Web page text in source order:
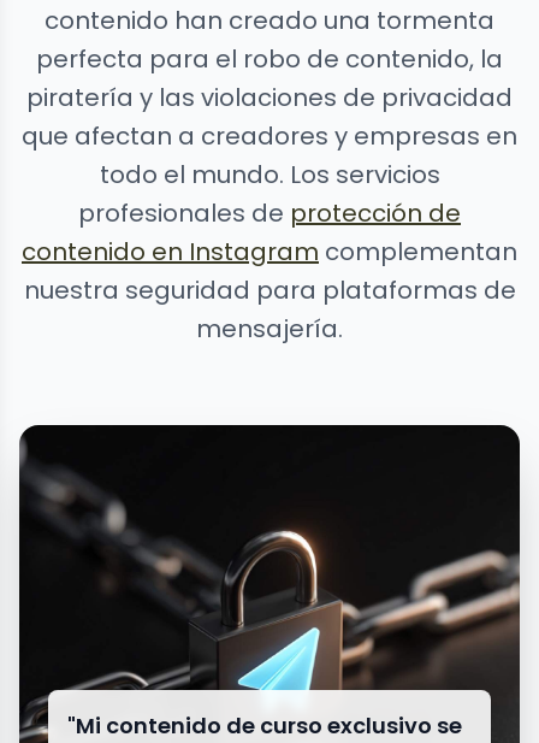
contenido han creado una tormenta
perfecta para el robo de contenido, la
piratería y las violaciones de privacidad
que afectan a creadores y empresas en
todo el mundo. Los servicios
profesionales de protección de
contenido en Instagram complementan
nuestra seguridad para plataformas de
mensajería.
"Mi contenido de curso exclusivo se